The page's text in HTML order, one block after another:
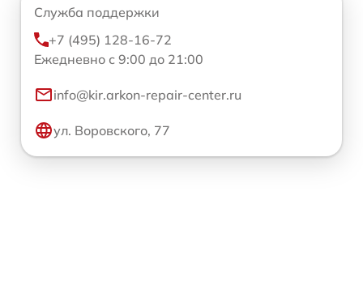
Служба поддержки
+7 (495) 128-16-72
Ежедневно с 9:00 до 21:00
info@kir.arkon-repair-center.ru
ул. Воровского, 77